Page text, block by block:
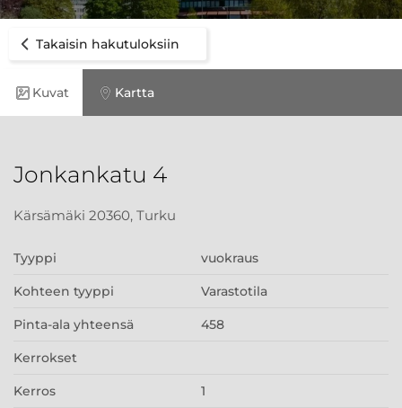
Takaisin hakutuloksiin
Kuvat Kartta
Jonkankatu 4
Kärsämäki 20360, Turku
Tyyppi vuokraus
Kohteen tyyppi Varastotila
Pinta-ala yhteensä 458
Kerrokset
Kerros 1